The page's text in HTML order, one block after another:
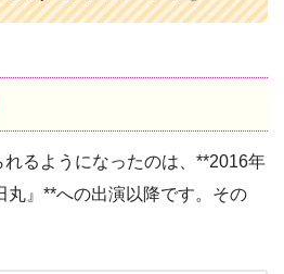
るようになったのは、**2016年
丸』**への出演以降です。その